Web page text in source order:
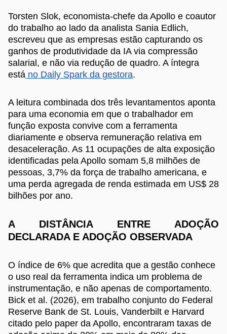
Torsten Slok, economista-chefe da Apollo e coautor
do trabalho ao lado da analista Sania Edlich,
escreveu que as empresas estão capturando os
ganhos de produtividade da IA via compressão
salarial, e não via redução de quadro. A íntegra
está no Daily Spark da gestora.
A leitura combinada dos três levantamentos aponta
para uma economia em que o trabalhador em
função exposta convive com a ferramenta
diariamente e observa remuneração relativa em
desaceleração. As 11 ocupações de alta exposição
identificadas pela Apollo somam 5,8 milhões de
pessoas, 3,7% da força de trabalho americana, e
uma perda agregada de renda estimada em US$ 28
bilhões por ano.
A DISTÂNCIA ENTRE ADOÇÃO
DECLARADA E ADOÇÃO OBSERVADA
O índice de 6% que acredita que a gestão conhece
o uso real da ferramenta indica um problema de
instrumentação, e não apenas de comportamento.
Bick et al. (2026), em trabalho conjunto do Federal
Reserve Bank de St. Louis, Vanderbilt e Harvard
citado pelo paper da Apollo, encontraram taxas de